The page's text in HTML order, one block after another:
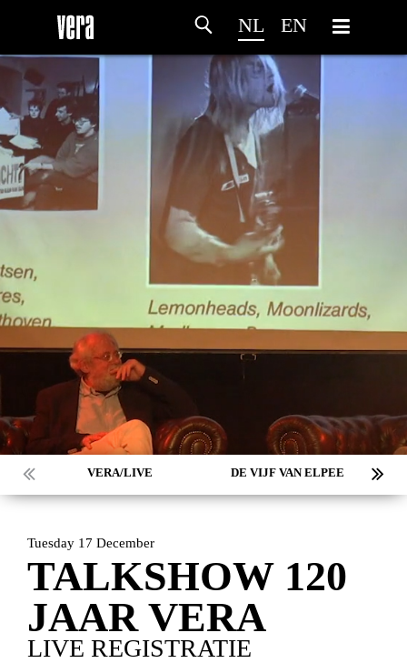
NL EN
VERA/LIVE DE VIJF VAN ELPEE
Tuesday 17 December
TALKSHOW 120
JAAR VERA
LIVE REGISTRATIE